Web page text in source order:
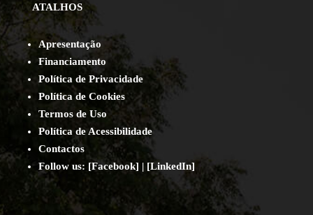
ATALHOS
Apresentação
Financiamento
Política de Privacidade
Política de Cookies
Termos de Uso
Política de Acessibilidade
Contactos
Follow us: [Facebook] | [LinkedIn]